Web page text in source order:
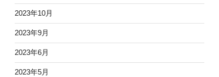
2023年10月
2023年9月
2023年6月
2023年5月